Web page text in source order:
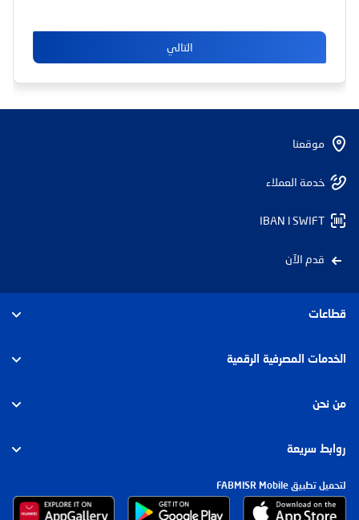
التالي
موقعنا
خدمة العملاء
IBAN l SWIFT
قدم الآن
قطاعات
الأفراد
الأعمال
الخدمات المصرفية الرقمية
الأفراد
الشركات
من نحن
عن بنك أبوظبي الأول مصر
مجموعة بنك أبوظبي الأول
روابط سريعة
الشروط والرسوم وأسعار العوائد
لتحميل تطبيق FABMISR Mobile